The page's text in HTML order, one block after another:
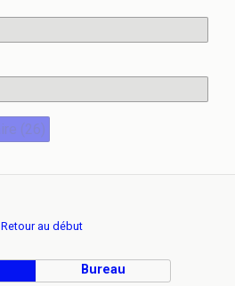
Retour au début
Bureau